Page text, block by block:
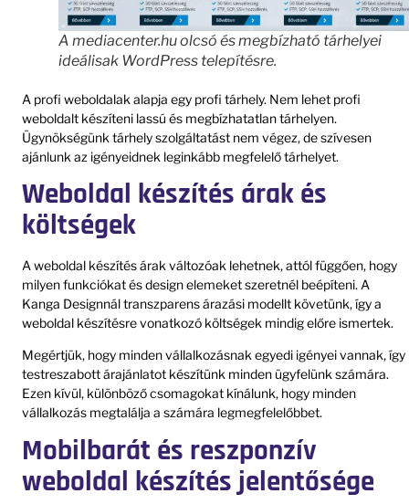
A mediacenter.hu olcsó és megbízható tárhelyei
ideálisak WordPress telepítésre.
A profi weboldalak alapja egy profi tárhely. Nem lehet profi
weboldalt készíteni lassú és megbízhatatlan tárhelyen.
Ügynökségünk tárhely szolgáltatást nem végez, de szívesen
ajánlunk az igényeidnek leginkább megfelelő tárhelyet.
Weboldal készítés árak és
költségek
A weboldal készítés árak változóak lehetnek, attól függően, hogy
milyen funkciókat és design elemeket szeretnél beépíteni. A
Kanga Designnál transzparens árazási modellt követünk, így a
weboldal készítésre vonatkozó költségek mindig előre ismertek.
Megértjük, hogy minden vállalkozásnak egyedi igényei vannak, így
testreszabott árajánlatot készítünk minden ügyfelünk számára.
Ezen kívül, különböző csomagokat kínálunk, hogy minden
vállalkozás megtalálja a számára legmegfelelőbbet.
Mobilbarát és reszponzív
weboldal készítés jelentősége